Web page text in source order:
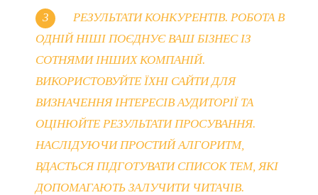
РЕЗУЛЬТАТИ КОНКУРЕНТІВ. РОБОТА В
ОДНІЙ НІШІ ПОЄДНУЄ ВАШ БІЗНЕС ІЗ
СОТНЯМИ ІНШИХ КОМПАНІЙ.
ВИКОРИСТОВУЙТЕ ЇХНІ САЙТИ ДЛЯ
ВИЗНАЧЕННЯ ІНТЕРЕСІВ АУДИТОРІЇ ТА
ОЦІНЮЙТЕ РЕЗУЛЬТАТИ ПРОСУВАННЯ.
НАСЛІДУЮЧИ ПРОСТИЙ АЛГОРИТМ,
ВДАСТЬСЯ ПІДГОТУВАТИ СПИСОК ТЕМ, ЯКІ
ДОПОМАГАЮТЬ ЗАЛУЧИТИ ЧИТАЧІВ.